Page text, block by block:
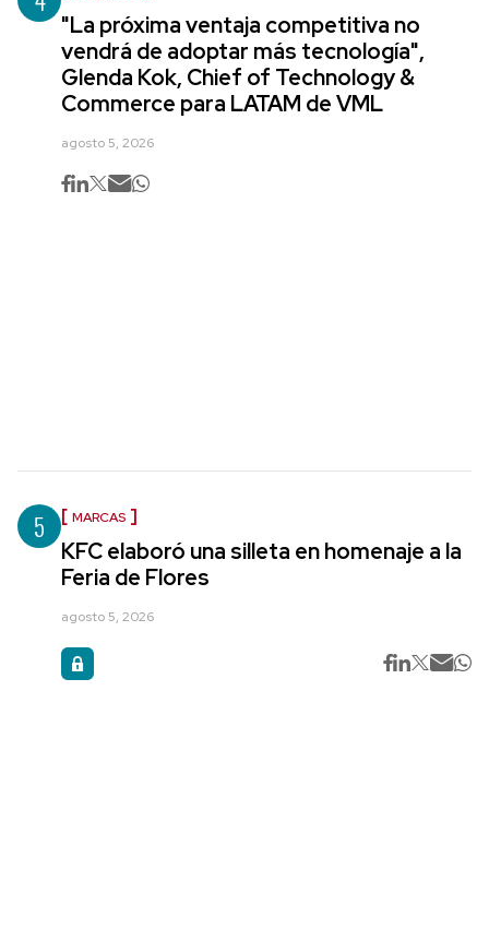
"La próxima ventaja competitiva no
vendrá de adoptar más tecnología",
Glenda Kok, Chief of Technology &
Commerce para LATAM de VML
agosto 5, 2026
5 MARCAS
KFC elaboró una silleta en homenaje a la
Feria de Flores
agosto 5, 2026